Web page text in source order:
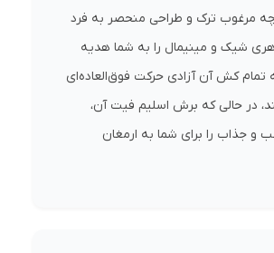
مرغوب ترک و طراحی منحصر به فرد
شیک و مینیمال را به شما هدیه
تمام کش آن آزادی حرکت فوق‌العاده‌ای
در حالی که برش اسلیم فیت آن،
و جذاب را برای شما به ارمغان